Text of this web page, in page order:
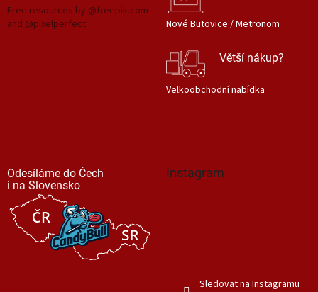
Free resources by @freepik.com
and @pixelperfect
Nové Butovice / Metronom
Větší nákup?
Velkoobchodní nabídka
Odesíláme do Čech
i na Slovensko
Instagram
Sledovat na Instagramu